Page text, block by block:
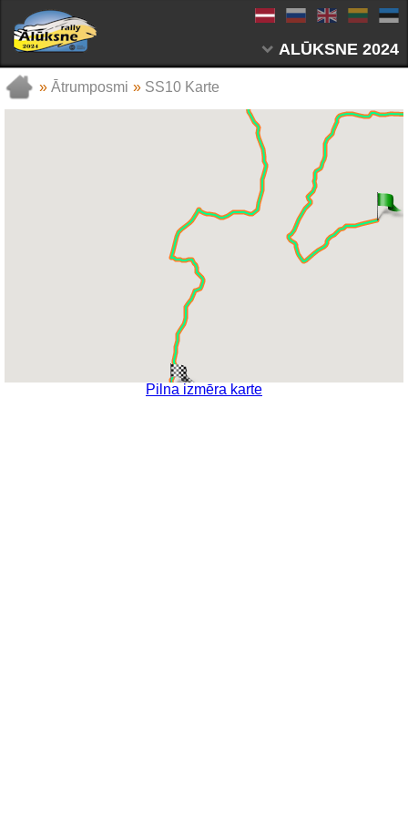
ALŪKSNE 2024
»Ātrumposmi » SS10 Karte
Pilna izmēra karte